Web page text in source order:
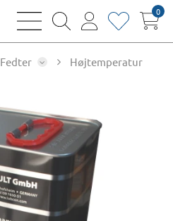
bars
magnifying
user
heart0
Fedter Højtemperatur